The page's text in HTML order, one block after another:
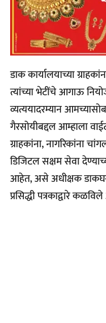
डाक कार्यालयाच्या
त्यांच्या भेटींचे आगाऊ
व्यत्ययादरम्यान
गैरसोयीबद्दल आम्हाला
ग्राहकांना, नागरिकांना
डिजिटल सक्षम सेवा
आहेत, असे अधीक्षक डाकघर
प्रसिद्धी पत्रकाद्वारे